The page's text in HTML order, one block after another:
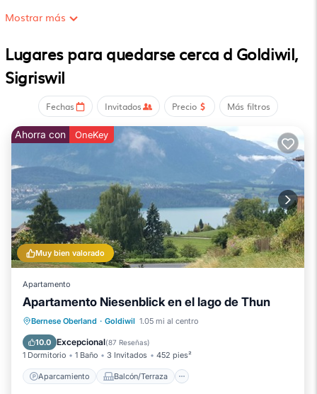
Mostrar más
Lugares para quedarse cerca d Goldiwil,
Sigriswil
Fechas Invitados Precio Más filtros
Muy bien valorado
Ahorra con OneKey
Apartamento
Apartamento Niesenblick en el lago de Thun
Bernese Oberland · Goldiwil 1.05 mi al centro
10.0 Excepcional(87 Reseñas)
1 Dormitorio 1 Baño 3 Invitados 452 pies²
Aparcamiento Balcón/Terraza
Aparcamiento
Balcón/Terraza
Cocina
Internet